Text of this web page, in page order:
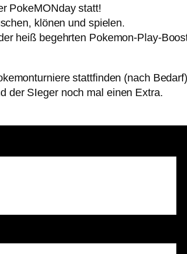
PokeMONday statt!
klönen und spielen.
heiß begehrten Pokemon-Play-
stattfinden (nach
der SIeger noch mal einen Extra.